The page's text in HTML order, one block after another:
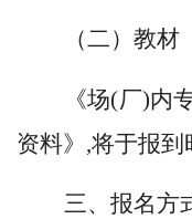
（二）教材
《场(厂)内
资料》,将于报到
三、报名方